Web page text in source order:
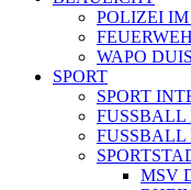
POLIZEI
WAPO
SPORT
SPORT
FUSSBALL
MSV